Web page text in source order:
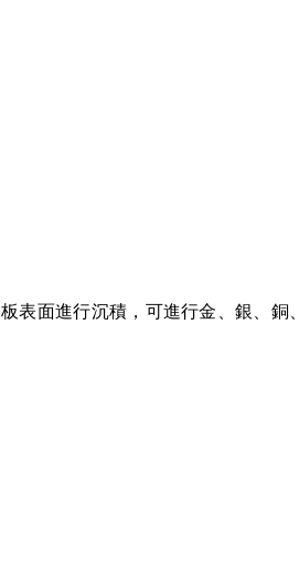
表面進行沉積，可進行金、銀、銅、